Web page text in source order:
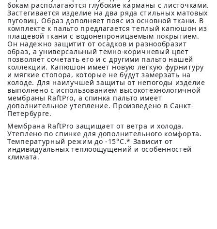
бокам располагаются глубокие карманы с листочками.
Застегивается изделие на два ряда стильных матовых
пуговиц. Образ дополняет пояс из основной ткани. В
комплекте к пальто предлагается теплый капюшон из
плащевой ткани с водонепроницаемым покрытием.
Он надежно защитит от осадков и разнообразит
образ, а универсальный тёмно-коричневый цвет
позволяет сочетать его и с другими пальто нашей
коллекции. Капюшон имеет новую легкую фурнитуру
и мягкие стопора, которые не будут замерзать на
холоде. Для наилучшей защиты от непогоды изделие
выполнено с использованием высокотехнологичной
мембраны RaftPro, а спинка пальто имеет
дополнительное утепление. Произведено в Санкт-
Петербурге.
Мембрана RaftPro защищает от ветра и холода.
Утеплено по спинке для дополнительного комфорта.
Температурный режим до -15°C.* Зависит от
индивидуальных теплоощущений и особенностей
климата.